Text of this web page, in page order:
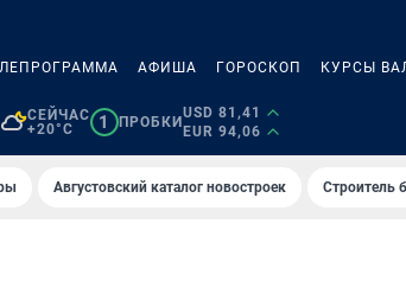
АФИША ГОРОСКОП КУРСЫ
СЕЙЧАС
+20°C
1 ПРОБКИ
USD 81,41
EUR 94,06
Августовский каталог новостроек Строитель